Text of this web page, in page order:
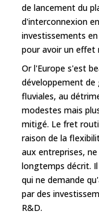
de lancement du
d'interconnexion
investissements
pour avoir un effet
Or l'Europe s'est
développement
fluviales, au
modestes mais
mitigé. Le fret
raison de la
aux entreprises,
longtemps décrit.
qui ne demande
par des
R&D.